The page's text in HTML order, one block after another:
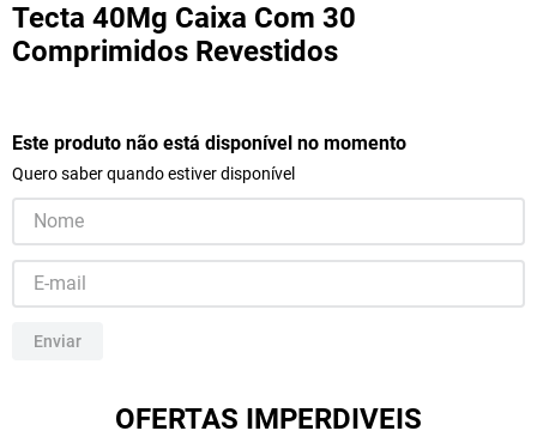
Tecta 40Mg Caixa Com 30
Comprimidos Revestidos
Este produto não está disponível no momento
Quero saber quando estiver disponível
Enviar
OFERTAS IMPERDIVEIS
5º
protetor solar
8º
fraldas geriátricas
10º lola